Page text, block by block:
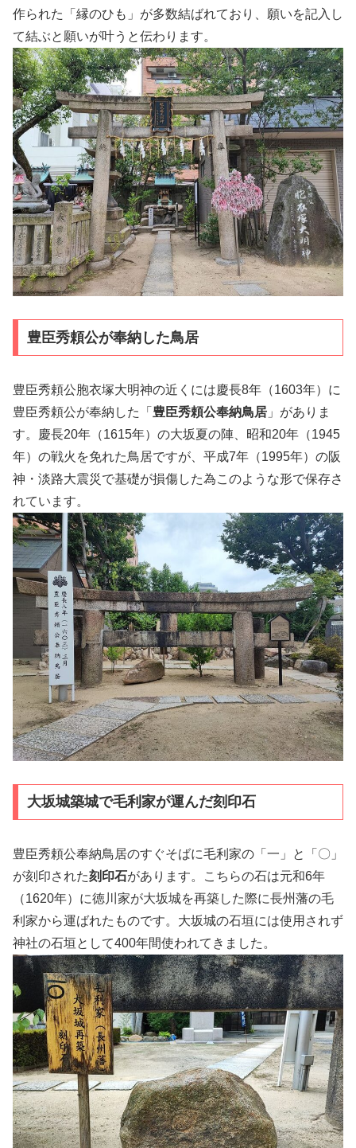
作られた「縁のひも」が多数結ばれており、願いを記入し
て結ぶと願いが叶うと伝わります。
豊臣秀頼公が奉納した鳥居
豊臣秀頼公胞衣塚大明神の近くには慶長8年（1603年）に
豊臣秀頼公が奉納した「 豊臣秀頼公奉納鳥居 」がありま
す。慶長20年（1615年）の大坂夏の陣、昭和20年（1945
年）の戦火を免れた鳥居ですが、平成7年（1995年）の阪
神・淡路大震災で基礎が損傷した為このような形で保存さ
れています。
大坂城築城で毛利家が運んだ刻印石
豊臣秀頼公奉納鳥居のすぐそばに毛利家の「一」と「〇」
が刻印された刻印石があります。こちらの石は元和6年
（1620年）に徳川家が大坂城を再築した際に長州藩の毛
利家から運ばれたものです。大坂城の石垣には使用されず
神社の石垣として400年間使われてきました。